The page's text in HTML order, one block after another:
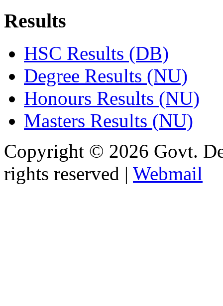
Results
HSC Results (DB)
Degree Results (NU)
Honours Results (NU)
Masters Results (NU)
Copyright © 2026 Govt.
rights reserved | Webmail